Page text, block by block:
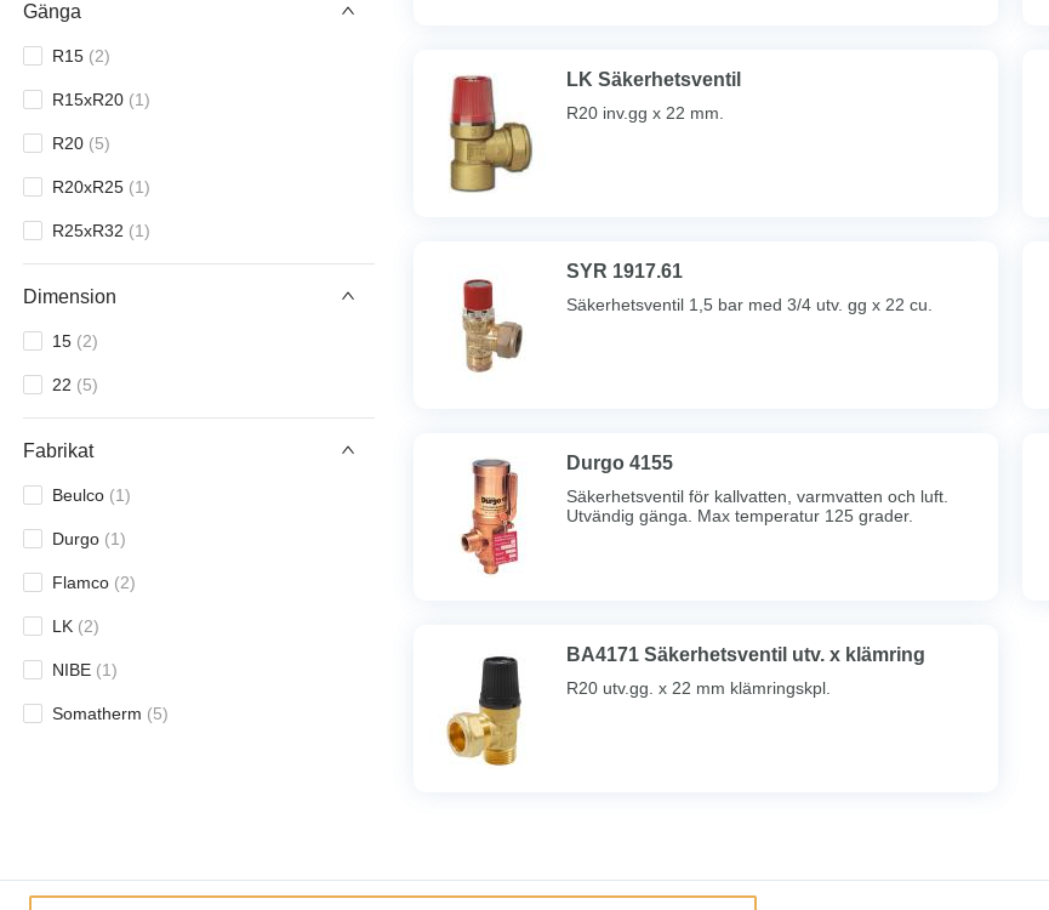
Gänga
R15 (2)
R15xR20 (1)
R20 (5)
R20xR25 (1)
R25xR32 (1)
Dimension
15 (2)
22 (5)
Fabrikat
Beulco (1)
Durgo (1)
Flamco (2)
LK (2)
NIBE (1)
Somatherm (5)
LK Säkerhetsventil
R20 inv.gg x 22 mm.
SYR 1917.61
Säkerhetsventil 1,5 bar med 3/4 utv. gg x 22 cu.
Durgo 4155
Säkerhetsventil för kallvatten, varmvatten och luft.
Utvändig gänga. Max temperatur 125 grader.
BA4171 Säkerhetsventil utv. x klämring
R20 utv.gg. x 22 mm klämringskpl.